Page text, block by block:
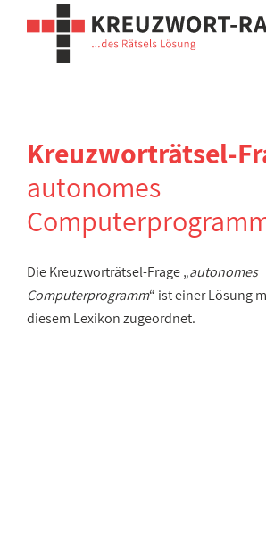
Kreuzworträtsel-
autonomes
Die Kreuzworträtsel-Frage „autonomes
Computerprogramm“ ist einer Lösung
diesem Lexikon zugeordnet.